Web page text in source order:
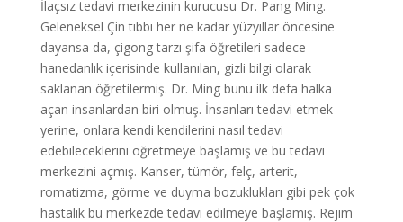
İlaçsız tedavi merkezinin kurucusu Dr. Pang Ming.
Geleneksel Çin tıbbı her ne kadar yüzyıllar öncesine
dayansa da, çigong tarzı şifa öğretileri sadece
hanedanlık içerisinde kullanılan, gizli bilgi olarak
saklanan öğretilermiş. Dr. Ming bunu ilk defa halka
açan insanlardan biri olmuş. İnsanları tedavi etmek
yerine, onlara kendi kendilerini nasıl tedavi
edebileceklerini öğretmeye başlamış ve bu tedavi
merkezini açmış. Kanser, tümör, felç, arterit,
romatizma, görme ve duyma bozuklukları gibi pek çok
hastalık bu merkezde tedavi edilmeye başlamış. Rejim